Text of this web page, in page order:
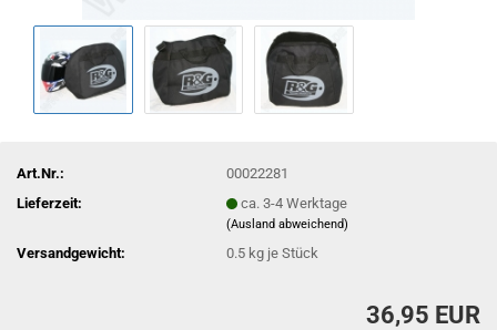
Art.Nr.:
00022281
Lieferzeit:
ca. 3-4 Werktage
(Ausland abweichend)
Versandgewicht: 0.5 kg je Stück
36,95 EUR